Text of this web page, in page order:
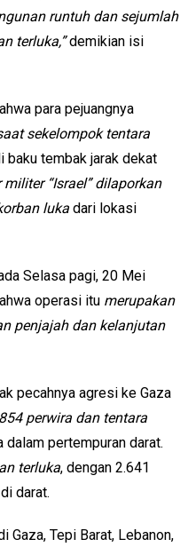
runtuh dan sejumlah
terluka,”demikian isi
para pejuangnya
sekelompok tentara
baku tembak jarak dekat
militer “Israel” dilaporkan
luka dari lokasi
Selasa pagi, 20 Mei
operasi itu merupakan
penjajah dan kelanjutan
pecahnya agresi ke Gaza
perwira dan tentara
dalam pertempuran darat.
terluka, dengan 2.641
darat.
Gaza, Tepi Barat, Lebanon,